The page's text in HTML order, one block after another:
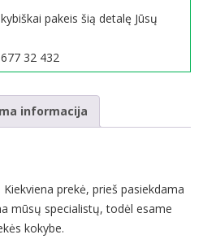
pakeis šią detalę Jūsų
32 432
informacija
prekė, prieš pasiekdama
mūsų specialistų, todėl esame
kokybe.